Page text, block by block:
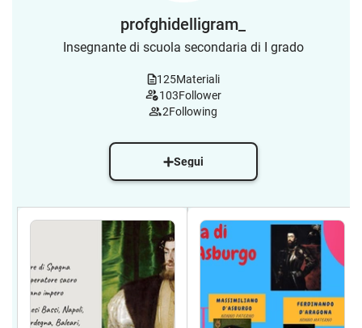
profghidelligram_
Insegnante di scuola secondaria di I grado
125Materiali
103Follower
2Following
Segui